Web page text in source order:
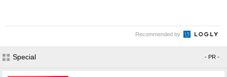
Recommended by
Special - PR -